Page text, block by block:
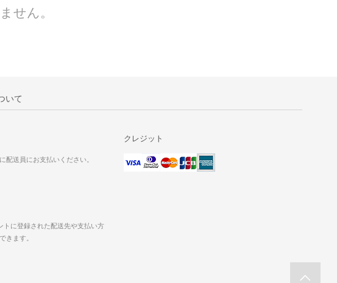
せん。
いて
配送員にお支払いください。
クレジット
トに登録された配送先や支払い方
きます。